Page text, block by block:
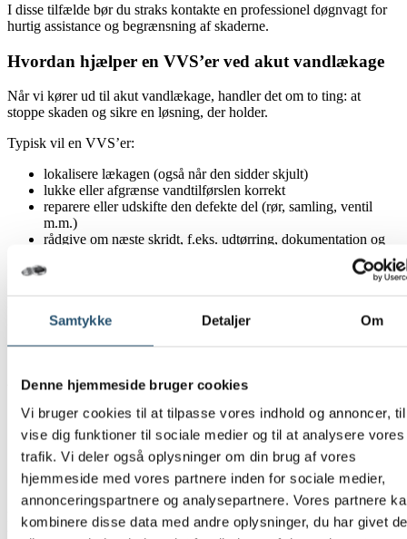
Samtykke Detaljer Om
Denne hjemmeside bruger cookies
Vi bruger cookies til at tilpasse vores indhold og annoncer,
vise dig funktioner til sociale medier og til at analysere vores
trafik. Vi deler også oplysninger om din brug af vores
hjemmeside med vores partnere inden for sociale medier,
annonceringspartnere og analysepartnere. Vores partnere
kombinere disse data med andre oplysninger, du har givet
I disse tilfælde bør du straks kontakte en professionel døgnvagt for
hurtig assistance og begrænsning af skaderne.
Hvordan hjælper en VVS’er ved akut vandlækage
Når vi kører ud til akut vandlækage, handler det om to ting: at
stoppe skaden og sikre en løsning, der holder.
Typisk vil en VVS’er:
lokalisere lækagen (også når den sidder skjult)
lukke eller afgrænse vandtilførslen korrekt
reparere eller udskifte den defekte del (rør, samling, ventil
m.m.)
rådgive om næste skridt, f.eks. udtørring, dokumentation og
gjort, og hvad der skal ske bagefter.
Vandskader udvikler sig ofte i et forløb:
Lækagen opstår (synligt eller skjult)
Materialer suger vand (gulv, gips, isolering)
Følgeskader breder sig i konstruktionen
Risikoen for skimmelsvamp stiger
Når lækagen stoppes tidligt, kan skaden i mange tilfælde begrænses
til de første trin. Det er ofte forskellen på en reparation og en større